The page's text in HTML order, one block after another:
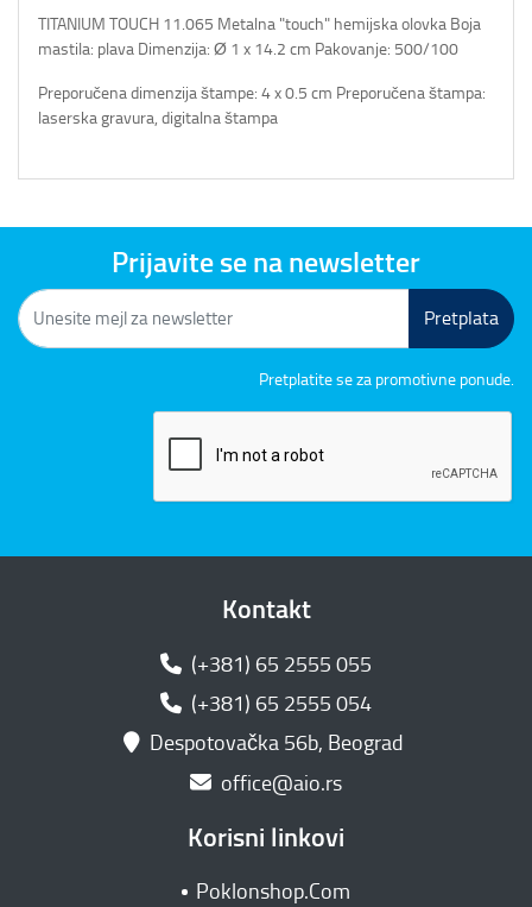
TITANIUM TOUCH 11.065 Metalna "touch" hemijska olovka Boja
mastila: plava Dimenzija: Ø 1 x 14.2 cm Pakovanje: 500/100
Preporučena dimenzija štampe: 4 x 0.5 cm Preporučena štampa:
laserska gravura, digitalna štampa
Prijavite se na newsletter
Pretplata
Pretplatite se za promotivne ponude.
Kontakt
(+381) 65 2555 055
(+381) 65 2555 054
Despotovačka 56b, Beograd
office@aio.rs
Korisni linkovi
Poklonshop.Com